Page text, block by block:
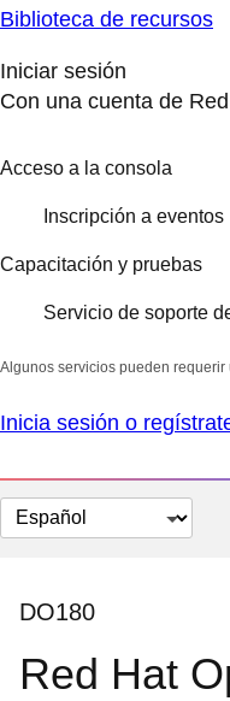
Biblioteca de recursos
Iniciar sesión
Con una cuenta de
Acceso a la consola
Inscripción a eventos
Capacitación y pruebas
Servicio de soporte
Algunos servicios pueden
Inicia sesión o
Cambiar
el
DO180
Red Hat